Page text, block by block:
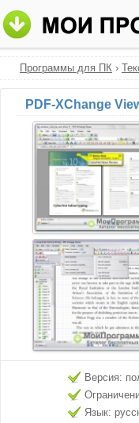
Программы для ПК ›
PDF-XChange
Версия:
Язык: